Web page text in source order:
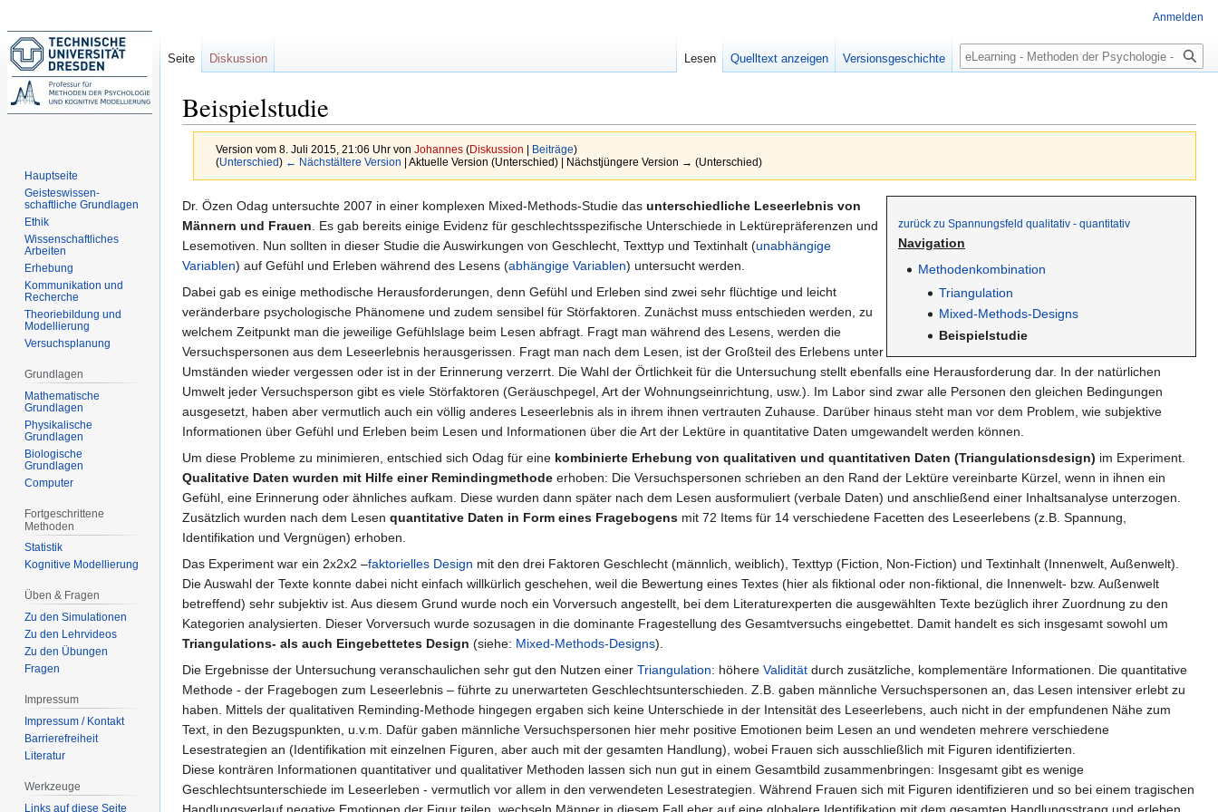
Beispielstudie
Version vom 8. Juli 2015, 21:06 Uhr von Johannes (Diskussion Beiträge)
(Unterschied) ← Nächstältere Version | Aktuelle Version (Unterschied) | Nächstjüngere Version → (Unterschied)
Zur
Navigation
springen
Zur
Suche
springen
zurück zu Spannungsfeld qualitativ - quantitativ
Navigation
Methodenkombination
Triangulation
Mixed-Methods-Designs
Beispielstudie
Dr. Özen Odag untersuchte 2007 in einer komplexen Mixed-Methods-Studie das unterschiedliche Leseerlebnis von
Männern und Frauen . Es gab bereits einige Evidenz für geschlechtsspezifische Unterschiede in Lektürepräferenzen und
Lesemotiven. Nun sollten in dieser Studie die Auswirkungen von Geschlecht, Texttyp und Textinhalt (unabhängige
Variablen) auf Gefühl und Erleben während des Lesens (abhängige Variablen) untersucht werden.
Dabei gab es einige methodische Herausforderungen, denn Gefühl und Erleben sind zwei sehr flüchtige und leicht
veränderbare psychologische Phänomene und zudem sensibel für Störfaktoren. Zunächst muss entschieden werden, zu
welchem Zeitpunkt man die jeweilige Gefühlslage beim Lesen abfragt. Fragt man während des Lesens, werden die
Versuchspersonen aus dem Leseerlebnis herausgerissen. Fragt man nach dem Lesen, ist der Großteil des Erlebens unter
Umständen wieder vergessen oder ist in der Erinnerung verzerrt. Die Wahl der Örtlichkeit für die Untersuchung stellt ebenfalls eine Herausforderung dar. In der natürlichen
Umwelt jeder Versuchsperson gibt es viele Störfaktoren (Geräuschpegel, Art der Wohnungseinrichtung, usw.). Im Labor sind zwar alle Personen den gleichen Bedingungen
ausgesetzt, haben aber vermutlich auch ein völlig anderes Leseerlebnis als in ihrem ihnen vertrauten Zuhause. Darüber hinaus steht man vor dem Problem, wie subjektive
Informationen über Gefühl und Erleben beim Lesen und Informationen über die Art der Lektüre in quantitative Daten umgewandelt werden können.
Um diese Probleme zu minimieren, entschied sich Odag für eine kombinierte Erhebung von qualitativen und quantitativen Daten (Triangulationsdesign) im Experiment.
Qualitative Daten wurden mit Hilfe einer Remindingmethode erhoben: Die Versuchspersonen schrieben an den Rand der Lektüre vereinbarte Kürzel, wenn in ihnen ein
Gefühl, eine Erinnerung oder ähnliches aufkam. Diese wurden dann später nach dem Lesen ausformuliert (verbale Daten) und anschließend einer Inhaltsanalyse unterzogen.
Zusätzlich wurden nach dem Lesen quantitative Daten in Form eines Fragebogens mit 72 Items für 14 verschiedene Facetten des Leseerlebens (z.B. Spannung,
Identifikation und Vergnügen) erhoben.
Das Experiment war ein 2x2x2 –faktorielles Design mit den drei Faktoren Geschlecht (männlich, weiblich), Texttyp (Fiction, Non-Fiction) und Textinhalt (Innenwelt, Außenwelt).
Die Auswahl der Texte konnte dabei nicht einfach willkürlich geschehen, weil die Bewertung eines Textes (hier als fiktional oder non-fiktional, die Innenwelt- bzw. Außenwelt
betreffend) sehr subjektiv ist. Aus diesem Grund wurde noch ein Vorversuch angestellt, bei dem Literaturexperten die ausgewählten Texte bezüglich ihrer Zuordnung zu den
Kategorien analysierten. Dieser Vorversuch wurde sozusagen in die dominante Fragestellung des Gesamtversuchs eingebettet. Damit handelt es sich insgesamt sowohl um
Triangulations- als auch Eingebettetes Design (siehe: Mixed-Methods-Designs).
Die Ergebnisse der Untersuchung veranschaulichen sehr gut den Nutzen einer Triangulation: höhere Validität durch zusätzliche, komplementäre Informationen. Die quantitative
Methode - der Fragebogen zum Leseerlebnis – führte zu unerwarteten Geschlechtsunterschieden. Z.B. gaben männliche Versuchspersonen an, das Lesen intensiver erlebt zu
haben. Mittels der qualitativen Reminding-Methode hingegen ergaben sich keine Unterschiede in der Intensität des Leseerlebens, auch nicht in der empfundenen Nähe zum
Text, in den Bezugspunkten, u.v.m. Dafür gaben männliche Versuchspersonen hier mehr positive Emotionen beim Lesen an und wendeten mehrere verschiedene
Lesestrategien an (Identifikation mit einzelnen Figuren, aber auch mit der gesamten Handlung), wobei Frauen sich ausschließlich mit Figuren identifizierten.
Diese konträren Informationen quantitativer und qualitativer Methoden lassen sich nun gut in einem Gesamtbild zusammenbringen: Insgesamt gibt es wenige
Geschlechtsunterschiede im Leseerleben - vermutlich vor allem in den verwendeten Lesestrategien. Während Frauen sich mit Figuren identifizieren und so bei einem tragischen
Handlungsverlauf negative Emotionen der Figur teilen, wechseln Männer in diesem Fall eher auf eine globalere Identifikation mit dem gesamten Handlungsstrang und erleben
Anmelden
Seite Diskussion Lesen Quelltext anzeigen Versionsgeschichte Suche
Hauptseite
Geisteswissen-
schaftliche Grundlagen
Ethik
Wissenschaftliches
Arbeiten
Erhebung
Kommunikation und
Recherche
Theoriebildung und
Modellierung
Versuchsplanung
Grundlagen
Mathematische
Grundlagen
Physikalische
Grundlagen
Biologische
Grundlagen
Computer
Fortgeschrittene
Methoden
Statistik
Kognitive Modellierung
Üben & Fragen
Zu den Simulationen
Zu den Lehrvideos
Zu den Übungen
Fragen
Impressum
Impressum / Kontakt
Barrierefreiheit
Literatur
Werkzeuge
Links auf diese Seite